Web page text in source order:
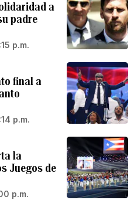
a
padre
p.m.
final a
p.m.
la
Juegos de
p.m.